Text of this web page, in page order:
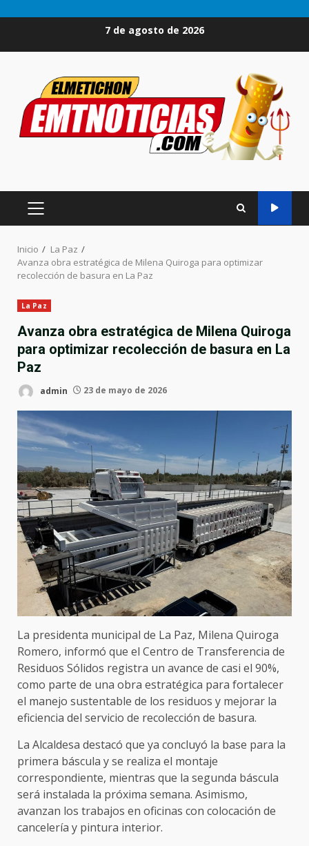
7 de agosto de 2026
MENÚ
PRINCIPAL
Inicio
La Paz
Avanza obra estratégica de Milena Quiroga para optimizar
recolección de basura en La Paz
La Paz
Avanza obra estratégica de Milena Quiroga
para optimizar recolección de basura en La
Paz
admin 23 de mayo de 2026
La presidenta municipal de La Paz, Milena Quiroga
Romero, informó que el Centro de Transferencia de
Residuos Sólidos registra un avance de casi el 90%,
como parte de una obra estratégica para fortalecer
el manejo sustentable de los residuos y mejorar la
eficiencia del servicio de recolección de basura.
La Alcaldesa destacó que ya concluyó la base para la
primera báscula y se realiza el montaje
correspondiente, mientras que la segunda báscula
será instalada la próxima semana. Asimismo,
avanzan los trabajos en oficinas con colocación de
cancelería y pintura interior.